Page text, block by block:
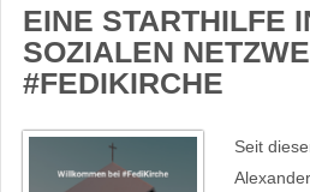
EINE STARTHILFE
SOZIALEN
#FEDIKIRCHE
Seit